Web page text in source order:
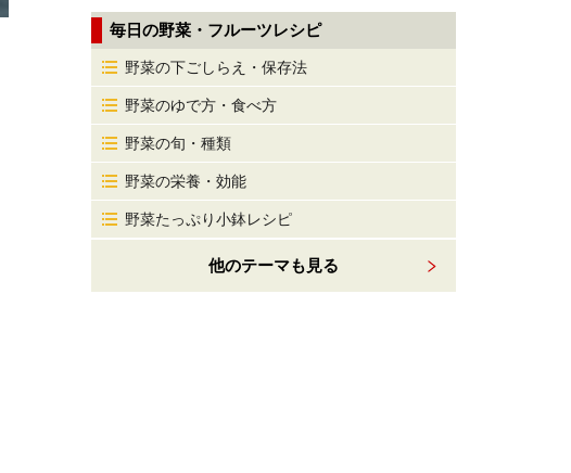
毎日の野菜・フルーツレシピ
野菜の下ごしらえ・保存法
野菜のゆで方・食べ方
野菜の旬・種類
野菜の栄養・効能
野菜たっぷり小鉢レシピ
他のテーマも見る